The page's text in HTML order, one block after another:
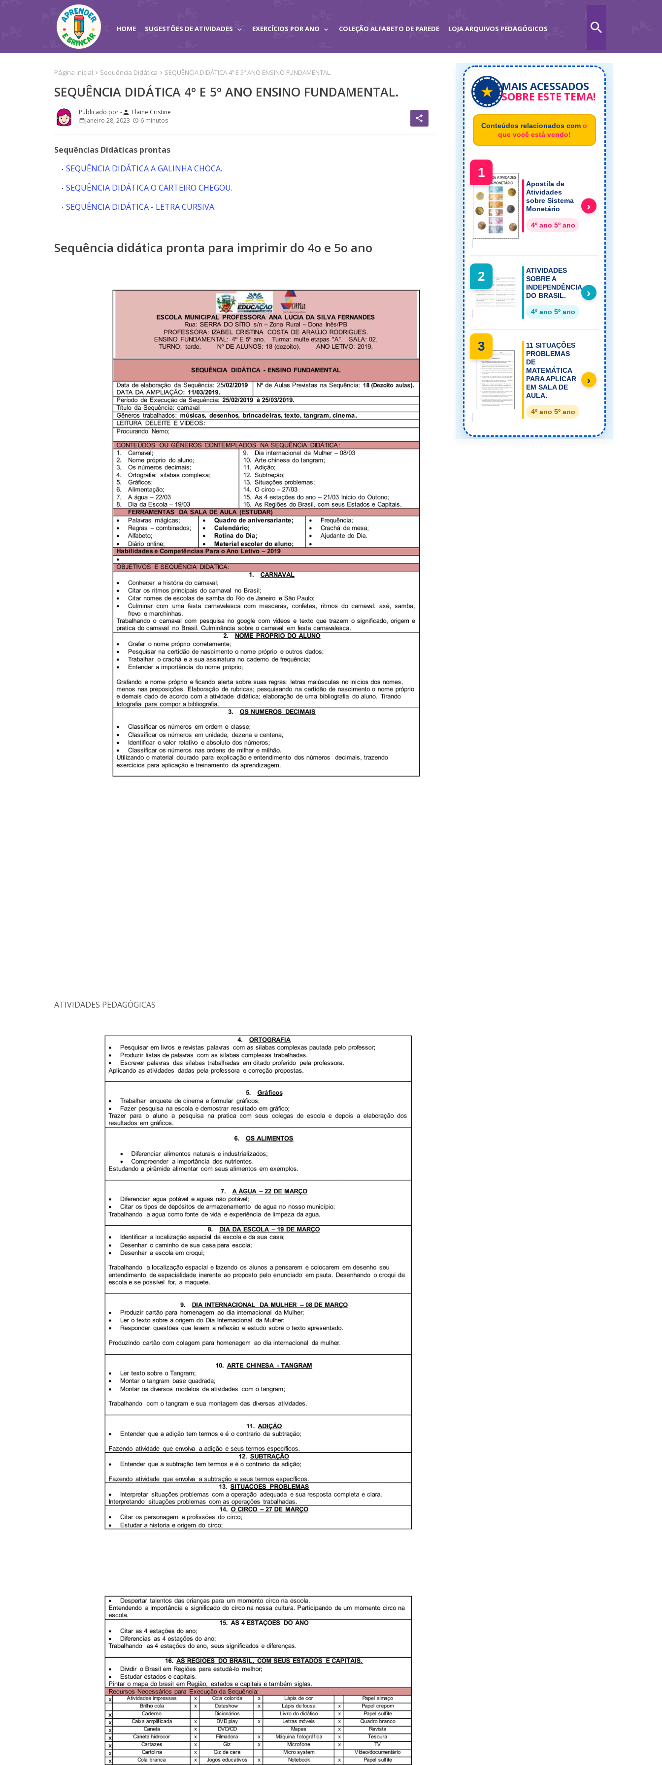
HOME SUGESTÕES DE ATIVIDADES EXERCÍCIOS POR ANO COLEÇÃO ALFABETO DE PAREDE LOJA ARQUIVOS PEDAGÓGICOS
Página inicial Sequência Didática SEQUÊNCIA DIDÁTICA 4º E 5º ANO ENSINO FUNDAMENTAL.
SEQUÊNCIA DIDÁTICA 4º E 5º ANO ENSINO FUNDAMENTAL.
person Elaine Cristine
janeiro 28, 2023
6 minutos share
Sequências Didáticas prontas
SEQUÊNCIA DIDÁTICA A GALINHA CHOCA.
SEQUÊNCIA DIDÁTICA O CARTEIRO CHEGOU.
SEQUÊNCIA DIDÁTICA - LETRA CURSIVA.
Sequência didática pronta para imprimir do 4o e 5o ano
ATIVIDADES PEDAGÓGICAS
★ MAIS ACESSADOS
SOBRE ESTE TEMA!
Conteúdos relacionados com o
que você está vendo!
1
Apostila de
Atividades
sobre Sistema
Monetário
4º ano 5º ano
›
2
ATIVIDADES
SOBRE A
INDEPENDÊNCIA
DO BRASIL.
4º ano 5º ano
›
3
11 SITUAÇÕES
PROBLEMAS
DE
MATEMÁTICA
PARA APLICAR
EM SALA DE
AULA.
4º ano 5º ano
›